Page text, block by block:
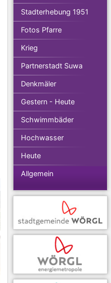
Stadterhebung 1951
Fotos Pfarre
Krieg
Partnerstadt Suwa
Denkmäler
Gestern - Heute
Schwimmbäder
Hochwasser
Heute
Allgemein